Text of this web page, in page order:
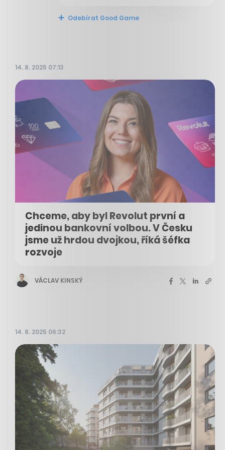
Odebírat Good Game
14. 8. 2025 07:13
Chceme, aby byl Revolut první a
jedinou bankovní volbou. V Česku
jsme už hrdou dvojkou, říká šéfka
rozvoje
VÁCLAV KINSKÝ
14. 8. 2025 06:32